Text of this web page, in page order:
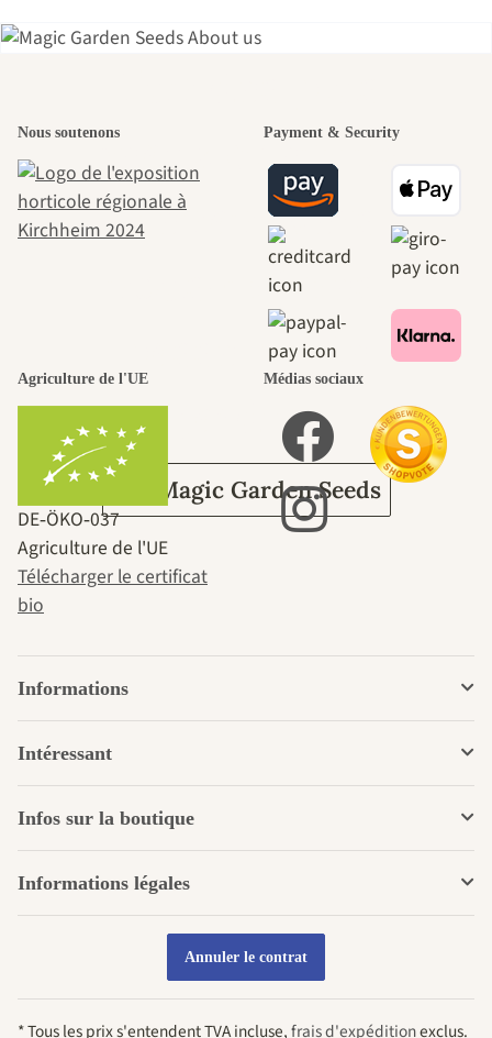
beaux chemins
menant vers
nous-mêmes,
passe par le
jardin.
Sur Magic Garden Seeds
Nous soutenons Payment & Security
Agriculture de l'UE
DE‑ÖKO‑037
Agriculture de l'UE
Télécharger le certificat
bio
Médias sociaux
Informations
Intéressant
Infos sur la boutique
Informations légales
Annuler le contrat
* Tous les prix s'entendent TVA incluse,frais d'expéditionexclus.